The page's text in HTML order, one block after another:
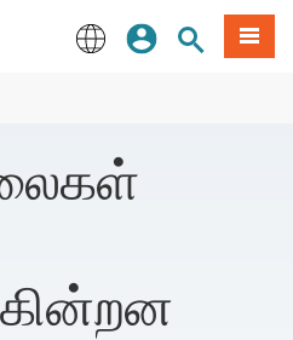
உள்நுழையவும்
தளத் தேடல்